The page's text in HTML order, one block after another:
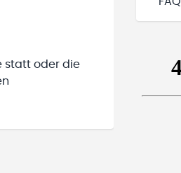
statt oder die